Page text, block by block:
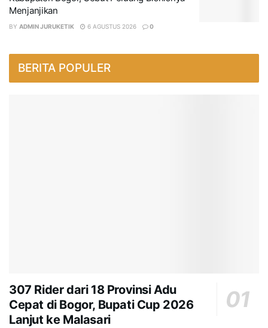
Menjanjikan
BY ADMIN JURUKETIK 6 AGUSTUS 2026 0
BERITA POPULER
307 Rider dari 18 Provinsi Adu
Cepat di Bogor, Bupati Cup 2026
Lanjut ke Malasari